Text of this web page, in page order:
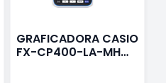
GRAFICADORA CASIO
FX-CP400-LA-MH